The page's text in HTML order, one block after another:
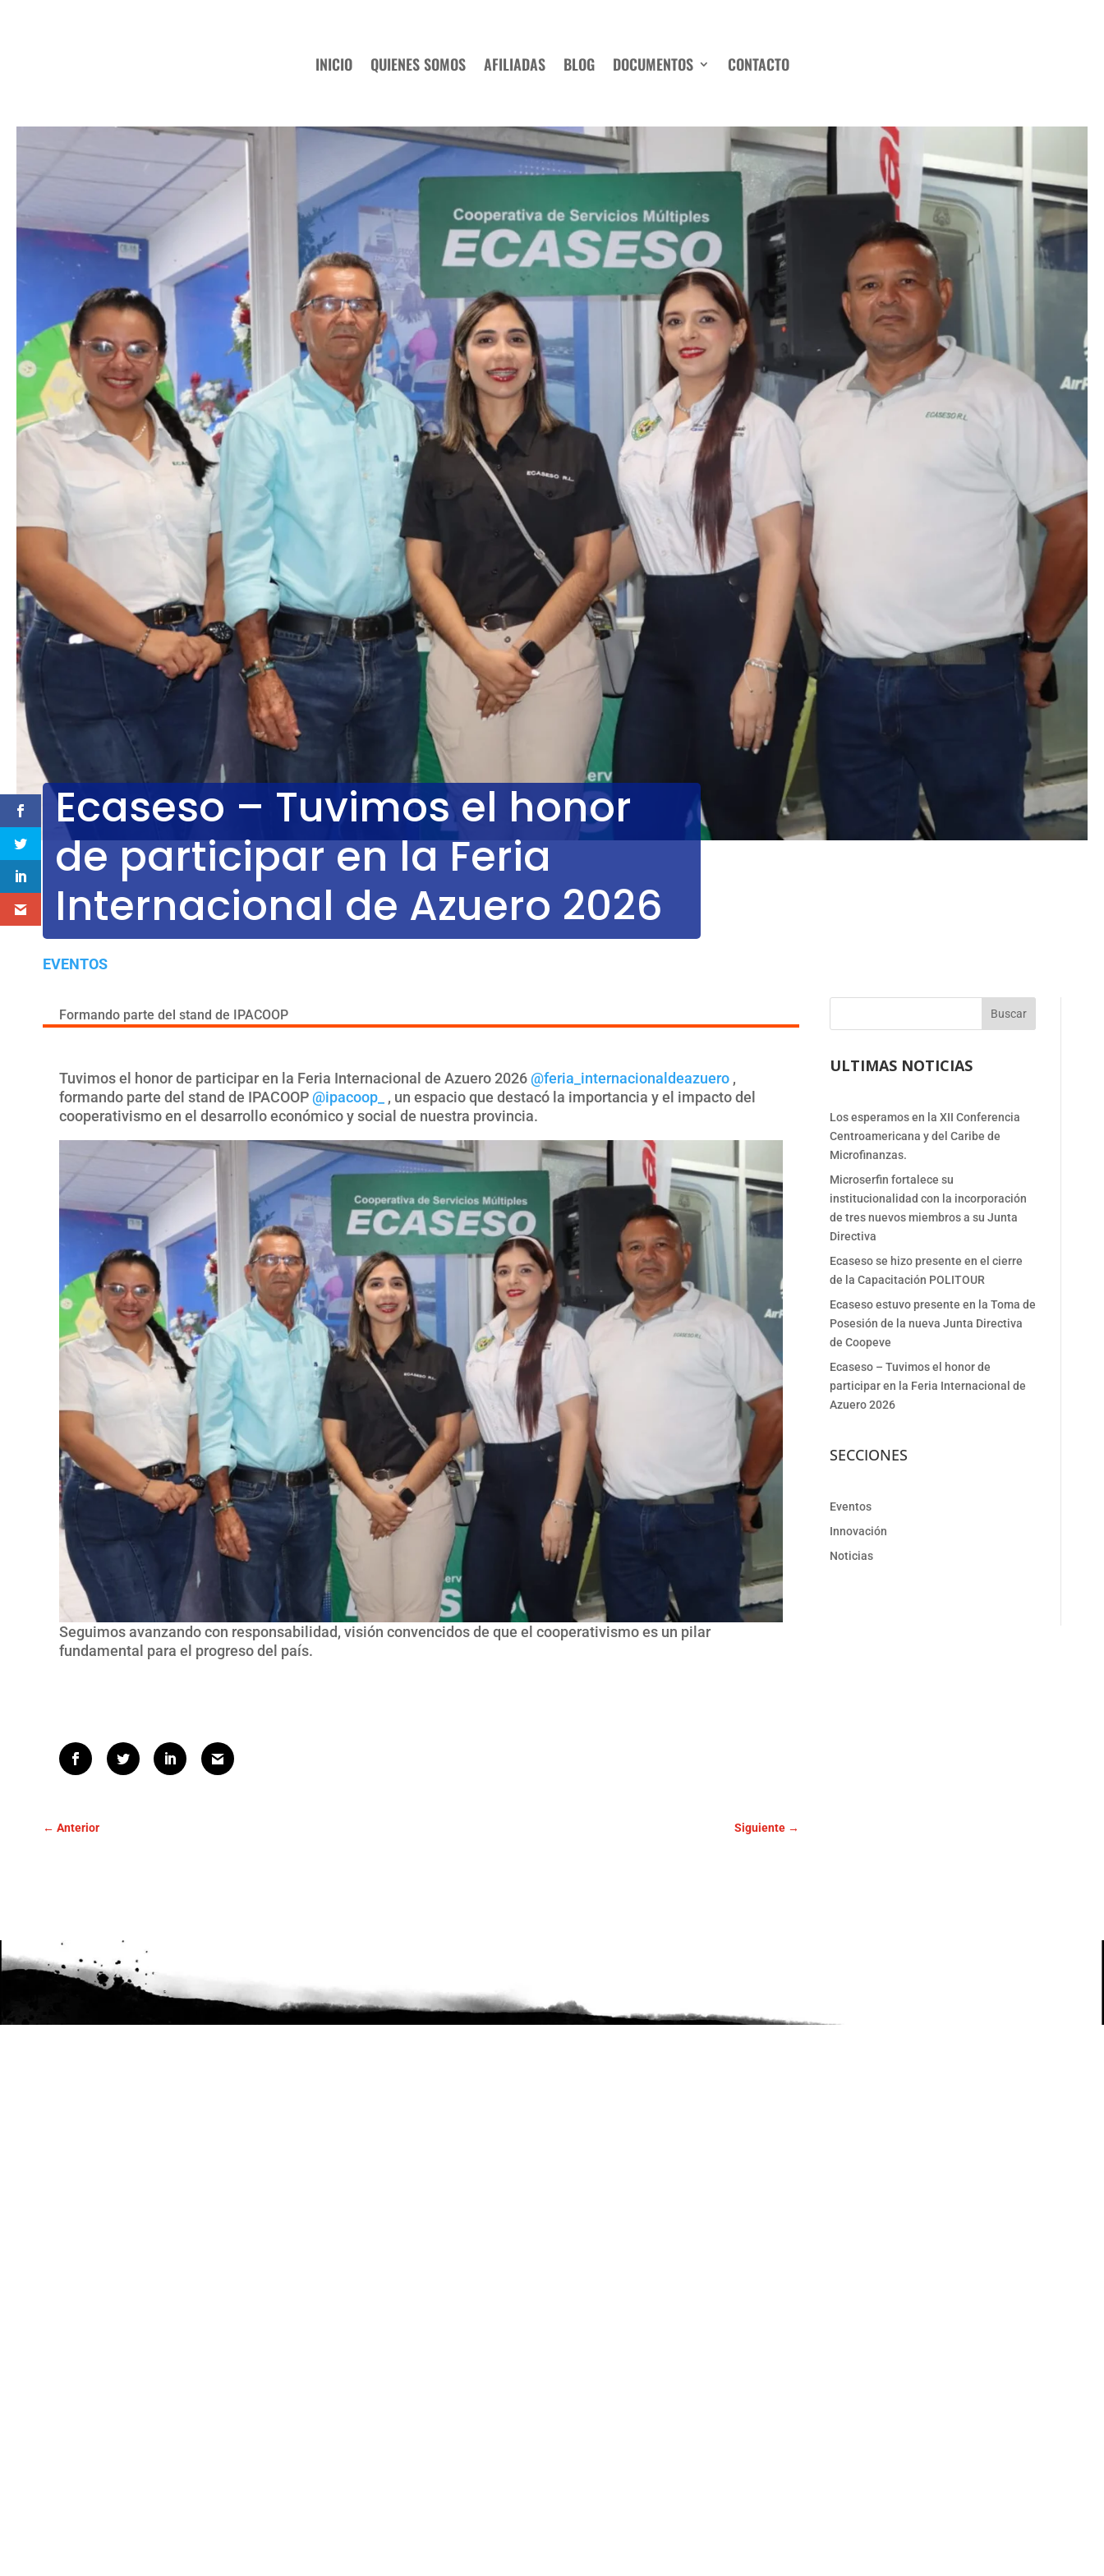
INICIO QUIENES SOMOS AFILIADAS BLOG DOCUMENTOS CONTACTO
Ecaseso – Tuvimos el honor
de participar en la Feria
Internacional de Azuero 2026
EVENTOS
Formando parte del stand de IPACOOP
Tuvimos el honor de participar en la Feria Internacional de Azuero 2026@feria_internacionaldeazuero ,
formando parte del stand de IPACOOP@ipacoop_
, un espacio que destacó la importancia y el impacto del
cooperativismo en el desarrollo económico y social de nuestra provincia.
Seguimos avanzando con responsabilidad, visión convencidos de que el cooperativismo es un pilar
fundamental para el progreso del país.
← Anterior Siguiente→
Buscar
ULTIMAS NOTICIAS
Los esperamos en la XII Conferencia
Centroamericana y del Caribe de
Microfinanzas.
Microserfin fortalece su
institucionalidad con la incorporación
de tres nuevos miembros a su Junta
Directiva
Ecaseso se hizo presente en el cierre
de la Capacitación POLITOUR
Ecaseso estuvo presente en la Toma de
Posesión de la nueva Junta Directiva
de Coopeve
Ecaseso – Tuvimos el honor de
participar en la Feria Internacional de
Azuero 2026
SECCIONES
Eventos
Innovación
Noticias